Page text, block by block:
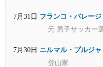
7月31日 フランコ・バレージ
元 男子サッカー
7月30日 ニルマル・プルジャ
登山家